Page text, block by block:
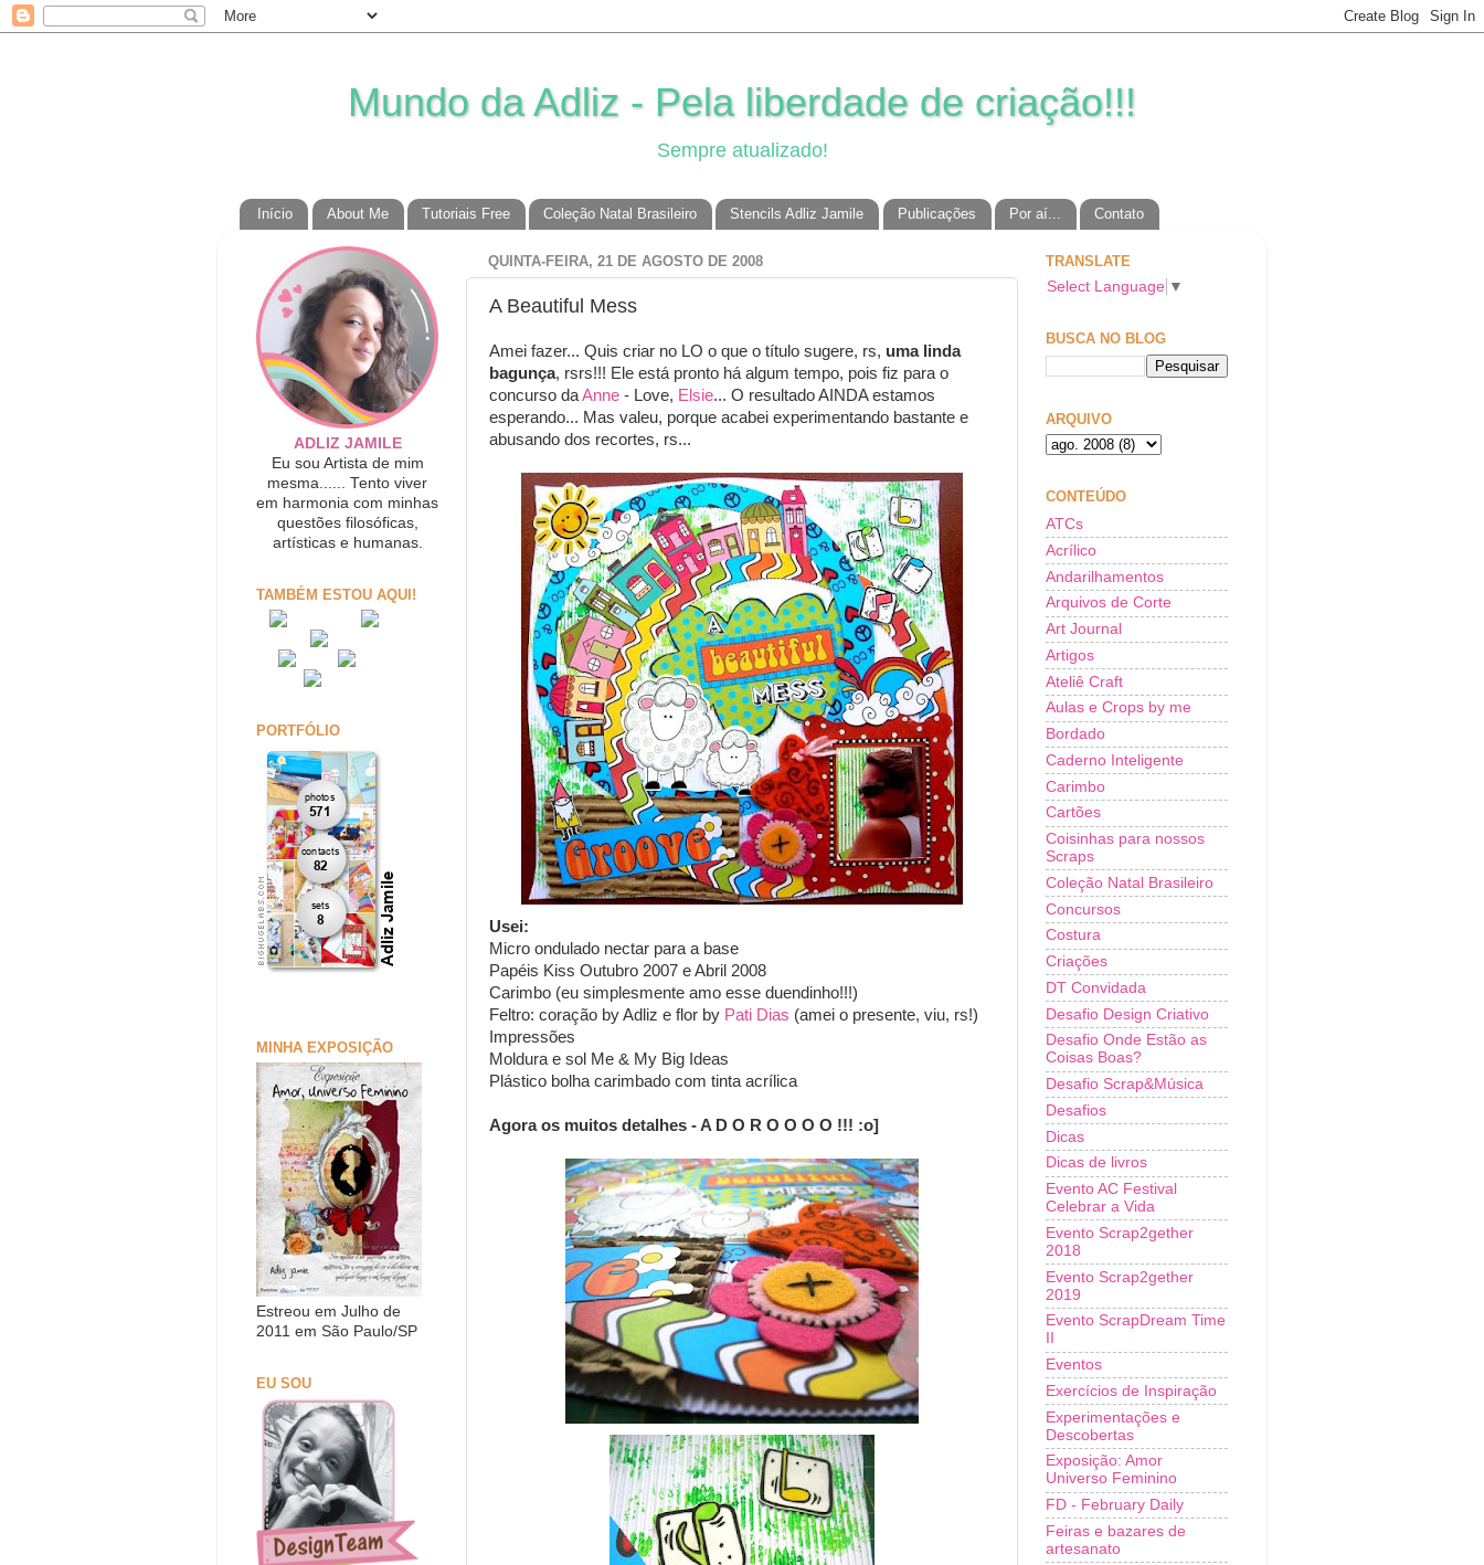
Mundo da Adliz - Pela liberdade de criação!!!
Sempre atualizado!
Início About Me Tutoriais Free Coleção Natal Brasileiro Stencils Adliz Jamile Publicações Por aí... Contato
QUINTA-FEIRA, 21 DE AGOSTO DE 2008
A Beautiful Mess
Amei fazer... Quis criar no LO o que o título sugere, rs, uma linda
bagunça, rsrs!!! Ele está pronto há algum tempo, pois fiz para o
concurso daAnne - Love, Elsie... O resultado AINDA estamos
esperando... Mas valeu, porque acabei experimentando bastante e
abusando dos recortes, rs...
Usei:
Micro ondulado nectar para a base
Papéis Kiss Outubro 2007 e Abril 2008
Carimbo (eu simplesmente amo esse duendinho!!!)
Feltro: coração by Adliz e flor by Pati Dias (amei o presente, viu, rs!)
Impressões
Moldura e sol Me & My Big Ideas
Plástico bolha carimbado com tinta acrílica
Agora os muitos detalhes - A D O R O O O O !!! :o]
ADLIZ JAMILE
Eu sou Artista de mim
mesma...... Tento viver
em harmonia com minhas
questões filosóficas,
artísticas e humanas.
TAMBÉM ESTOU AQUI!
PORTFÓLIO
MINHA EXPOSIÇÃO
Estreou em Julho de
2011 em São Paulo/SP
EU SOU
TRANSLATE
Select Language ▼
BUSCA NO BLOG
ARQUIVO
CONTEÚDO
ATCs
Acrílico
Andarilhamentos
Arquivos de Corte
Art Journal
Artigos
Ateliê Craft
Aulas e Crops by me
Bordado
Caderno Inteligente
Carimbo
Cartões
Coisinhas para nossos
Scraps
Coleção Natal Brasileiro
Concursos
Costura
Criações
DT Convidada
Desafio Design Criativo
Desafio Onde Estão as
Coisas Boas?
Desafio Scrap&Música
Desafios
Dicas
Dicas de livros
Evento AC Festival
Celebrar a Vida
Evento Scrap2gether
2018
Evento Scrap2gether
2019
Evento ScrapDream Time
Eventos
Exercícios de Inspiração
Experimentações e
Descobertas
Exposição: Amor
Universo Feminino
FD - February Daily
Feiras e bazares de
artesanato